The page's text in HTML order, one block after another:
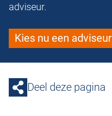
adviseur.
Kies nu een adviseur
Deel deze pagina